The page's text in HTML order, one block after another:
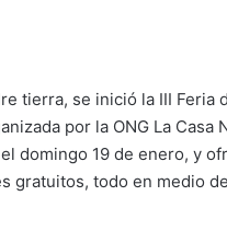
tierra, se inició la III Feria
por la ONG La Casa
domingo 19 de enero, y
todo en medio